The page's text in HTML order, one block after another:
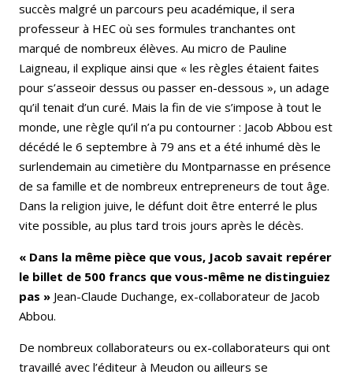
succès malgré un parcours peu académique, il sera
professeur à HEC où ses formules tranchantes ont
marqué de nombreux élèves. Au micro de Pauline
Laigneau, il explique ainsi que « les règles étaient faites
pour s’asseoir dessus ou passer en-dessous », un adage
qu’il tenait d’un curé. Mais la fin de vie s’impose à tout le
monde, une règle qu’il n’a pu contourner : Jacob Abbou est
décédé le 6 septembre à 79 ans et a été inhumé dès le
surlendemain au cimetière du Montparnasse en présence
de sa famille et de nombreux entrepreneurs de tout âge.
Dans la religion juive, le défunt doit être enterré le plus
vite possible, au plus tard trois jours après le décès.
« Dans la même pièce que vous, Jacob savait repérer
le billet de 500 francs que vous-même ne distinguiez
pas » Jean-Claude Duchange, ex-collaborateur de Jacob
Abbou.
De nombreux collaborateurs ou ex-collaborateurs qui ont
travaillé avec l’éditeur à Meudon ou ailleurs se